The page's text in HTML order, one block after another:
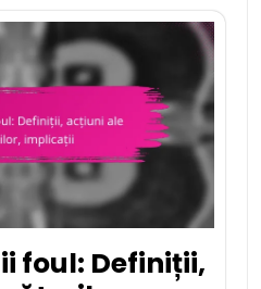
foul: Definiții,